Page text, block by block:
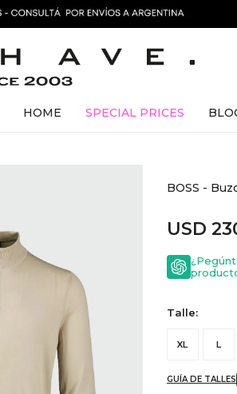
HOME SPECIAL PRICES
BOSS -
USD
Talle:
XL L
GUÍA DE TALLES